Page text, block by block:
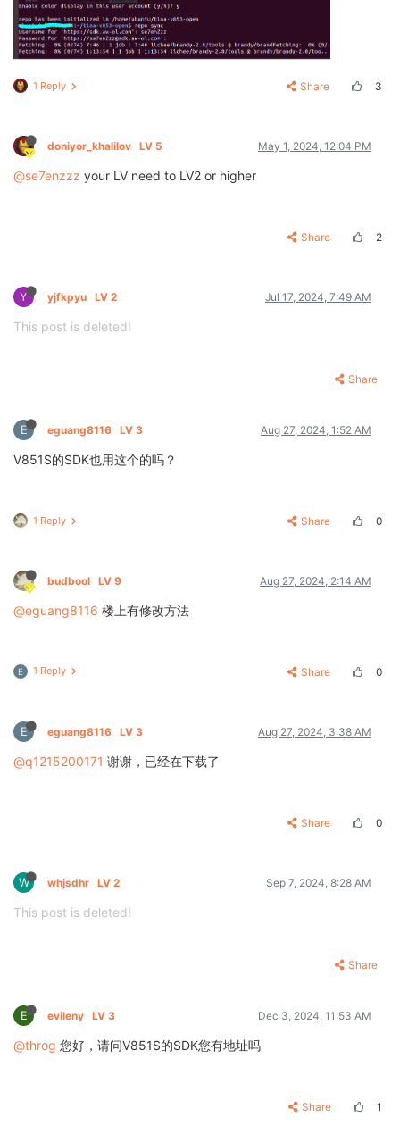
1 Reply Share 3
doniyor_khalilov LV 5 May 1, 2024, 12:04 PM
@se7enzzz your LV need to LV2 or higher
Share 2
Y yjfkpyu LV 2 Jul 17, 2024, 7:49 AM
This post is deleted!
Share
E eguang8116 LV 3 Aug 27, 2024, 1:52 AM
V851S的SDK也用这个的吗？
1 Reply Share 0
budbool LV 9 Aug 27, 2024, 2:14 AM
@eguang8116 楼上有修改方法
E 1 Reply Share 0
E eguang8116 LV 3 Aug 27, 2024, 3:38 AM
@q1215200171 谢谢，已经在下载了
Share 0
W whjsdhr LV 2 Sep 7, 2024, 8:28 AM
This post is deleted!
Share
E evileny LV 3 Dec 3, 2024, 11:53 AM
@throg 您好，请问V851S的SDK您有地址吗
Share 1